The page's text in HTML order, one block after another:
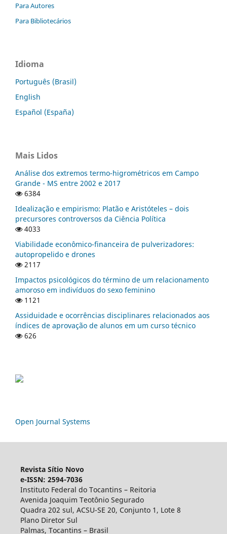
Para Autores
Para Bibliotecários
Idioma
Português (Brasil)
English
Español (España)
Mais Lidos
Análise dos extremos termo-higrométricos em Campo
Grande - MS entre 2002 e 2017
6384
Idealização e empirismo: Platão e Aristóteles – dois
precursores controversos da Ciência Política
4033
Viabilidade econômico-financeira de pulverizadores:
autopropelido e drones
2117
Impactos psicológicos do término de um relacionamento
amoroso em indivíduos do sexo feminino
1121
Assiduidade e ocorrências disciplinares relacionados aos
índices de aprovação de alunos em um curso técnico
626
Open Journal Systems
Revista Sítio Novo
e-ISSN: 2594-7036
Instituto Federal do Tocantins – Reitoria
Avenida Joaquim Teotônio Segurado
Quadra 202 sul, ACSU-SE 20, Conjunto 1, Lote 8
Plano Diretor Sul
Palmas, Tocantins – Brasil